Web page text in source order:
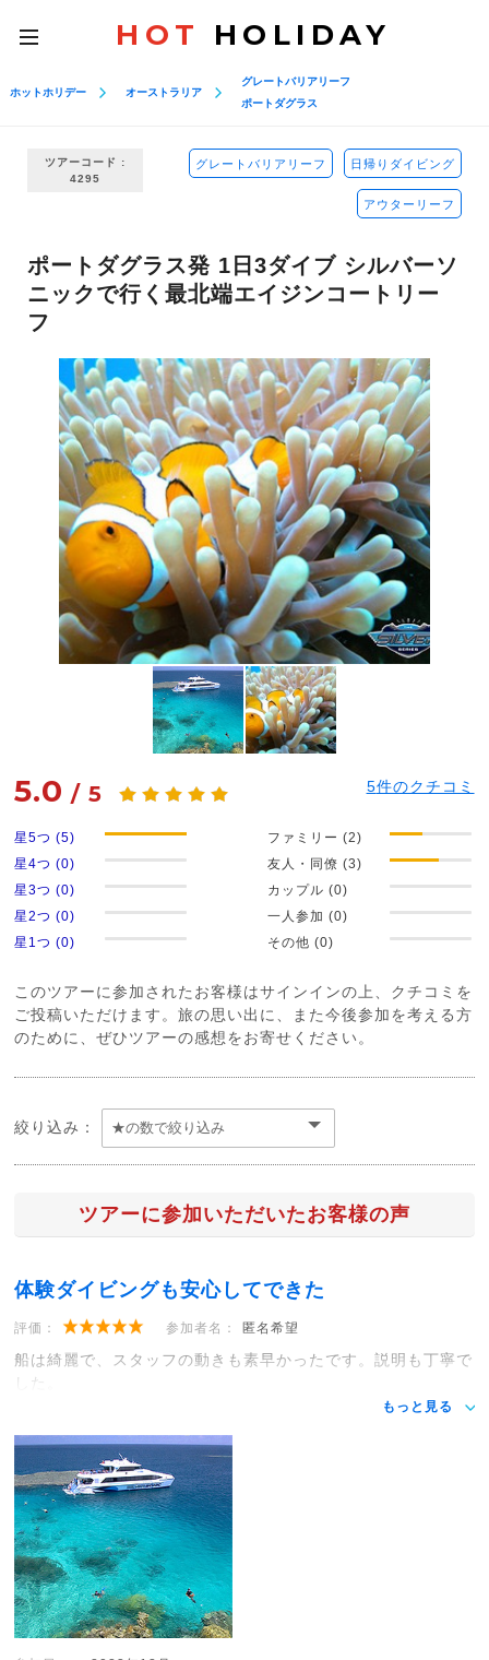
toggle
navigation
HOT HOLIDAY
ホットホリデー オーストラリア
グレートバリアリーフ
ポートダグラス
ツアーコード :
4295
グレートバリアリーフ 日帰りダイビング
アウターリーフ
ポートダグラス発 1日3ダイブ シルバーソ
ニックで行く最北端エイジンコートリー
フ
5.0 /5 5件のクチコミ
星5つ (5)
星4つ (0)
星3つ (0)
星2つ (0)
星1つ (0)
ファミリー (2)
友人・同僚 (3)
カップル (0)
一人参加 (0)
その他 (0)
このツアーに参加されたお客様はサインインの上、クチコミを
ご投稿いただけます。旅の思い出に、また今後参加を考える方
のために、ぜひツアーの感想をお寄せください。
絞り込み：
ツアーに参加いただいたお客様の声
体験ダイビングも安心してできた
評価： 参加者名： 匿名希望
船は綺麗で、スタッフの動きも素早かったです。説明も丁寧で
した。
もっと見る